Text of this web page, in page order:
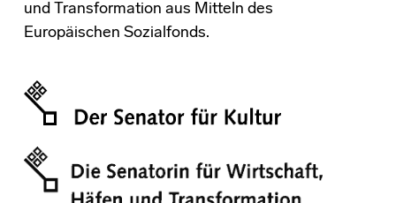
und Transformation aus Mitteln des
Europäischen Sozialfonds.